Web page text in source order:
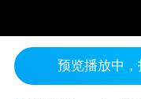
预览播放中，